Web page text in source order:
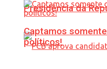
Presidência da
Captamos
políticos!